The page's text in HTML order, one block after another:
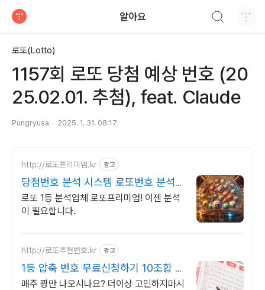
알아요
로또(Lotto)
1157회 로또 당첨 예상 번호 (20
25.02.01. 추첨), feat. Claude
Pungryusa 2025. 1. 31. 08:17
http://로또프리미엄.kr 광고
당첨번호 분석 시스템 로또번호 분석업
체
로또 1등 분석업체 로또프리미엄! 이젠 분석
이 필요합니다.
http://로또추천번호.kr 광고
1등 압축 번호 무료신청하기 10조합 압
축번호무료신청하기
매주 꽝만 나오시나요? 더이상 고민하지마시